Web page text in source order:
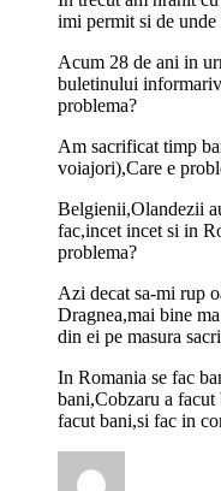
imi permit si de unde
Acum 28 de ani in
buletinului
problema?
Am sacrificat timp
voiajori),Care e
Belgienii,Olandezii
fac,incet incet si in
problema?
Azi decat sa-mi rup
Dragnea,mai bine
din ei pe masura
In Romania se fac
bani,Cobzaru a
facut bani,si fac in